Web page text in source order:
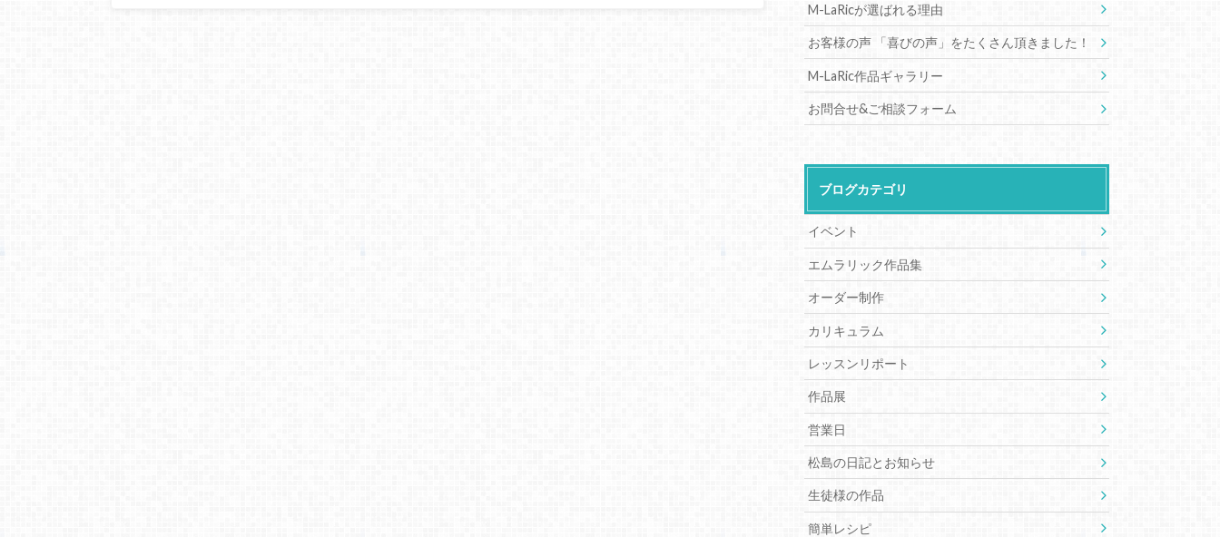
M-LaRicが選ばれる理由
お客様の声 「喜びの声」をたくさん頂きました！
M-LaRic作品ギャラリー
お問合せ&ご相談フォーム
ブログカテゴリ
イベント
エムラリック作品集
オーダー制作
カリキュラム
レッスンリポート
作品展
営業日
松島の日記とお知らせ
生徒様の作品
簡単レシピ